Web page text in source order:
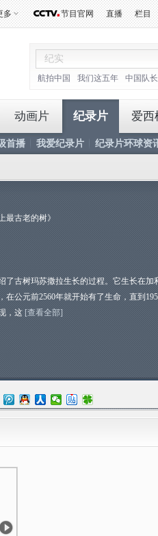
多 节目官网 直播 栏目
航拍中国 我们这五年 中国队长
动画片 纪录片
首播 我爱纪录片 纪录片环球资
爱西
最古老的树》
了古树玛苏撒拉生长的过程。它生长在加
在公元前2560年就开始有了生命，直到
，这 [查看全部]